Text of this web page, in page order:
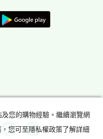
您的購物經驗。繼續瀏覽網
您可至隱私權政策了解詳細